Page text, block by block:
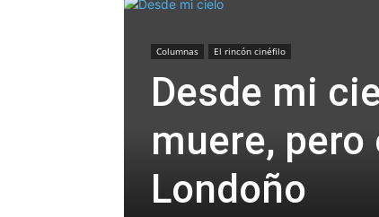
Columnas El rincón cinéfilo
Desde mi
muere,
Londoño